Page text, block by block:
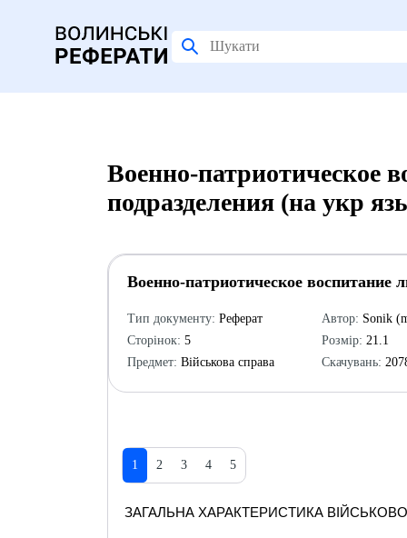
Военно-патриотическое
подразделения (на укр
Военно-патриотическое воспитание
Тип документу: Реферат
Сторінок: 5
Предмет: Військова справа
Автор:
Розмір: 21.1
Скачувань:
1 2 3 4 5
ЗАГАЛЬНА ХАРАКТЕРИСТИКА